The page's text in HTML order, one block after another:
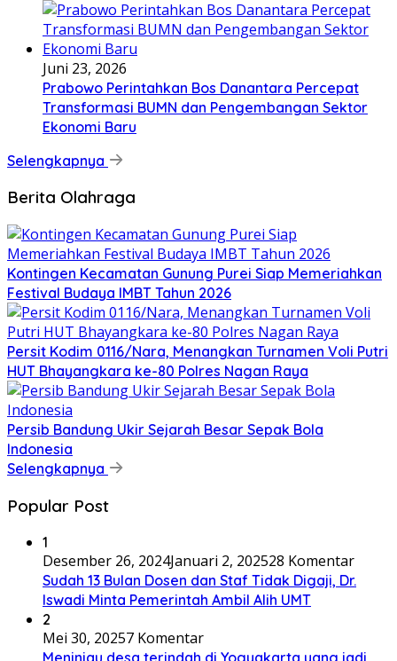
Juni 23, 2026
Prabowo Perintahkan Bos Danantara Percepat
Transformasi BUMN dan Pengembangan Sektor
Ekonomi Baru
Selengkapnya
Berita Olahraga
Kontingen Kecamatan Gunung Purei Siap Memeriahkan
Festival Budaya IMBT Tahun 2026
Persit Kodim 0116/Nara, Menangkan Turnamen Voli Putri
HUT Bhayangkara ke-80 Polres Nagan Raya
Persib Bandung Ukir Sejarah Besar Sepak Bola
Indonesia
Selengkapnya
Popular Post
1
Desember 26, 2024Januari 2, 202528 Komentar
Sudah 13 Bulan Dosen dan Staf Tidak Digaji, Dr.
Iswadi Minta Pemerintah Ambil Alih UMT
2
Mei 30, 20257 Komentar